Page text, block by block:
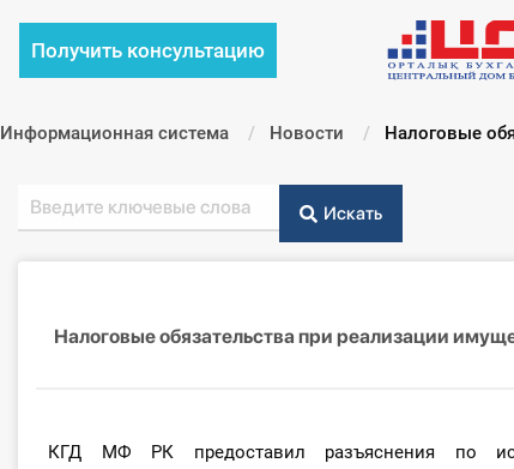
Получить консультацию
Информационная система Новости Текущий:
Налоговые
Искать
Налоговые обязательства при реализации
КГД МФ РК предоставил разъяснения по